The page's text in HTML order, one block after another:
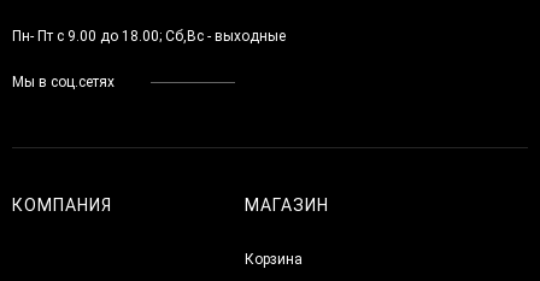
Пн- Пт с 9.00 до 18.00; Сб,Вс - выходные
Мы в соц.сетях
КОМПАНИЯ МАГАЗИН
Корзина